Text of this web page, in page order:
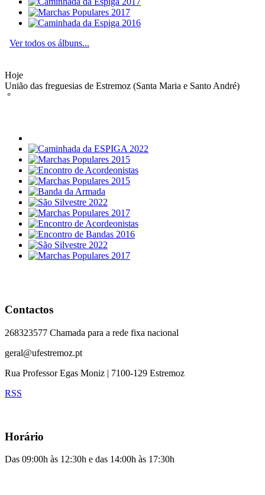
Ver todos os álbuns...
Hoje
União das freguesias de Estremoz (Santa Maria e Santo André)
°
Contactos
268323577 Chamada para a rede fixa nacional
geral@ufestremoz.pt
Rua Professor Egas Moniz | 7100-129 Estremoz
RSS
Horário
Das 09:00h às 12:30h e das 14:00h às 17:30h